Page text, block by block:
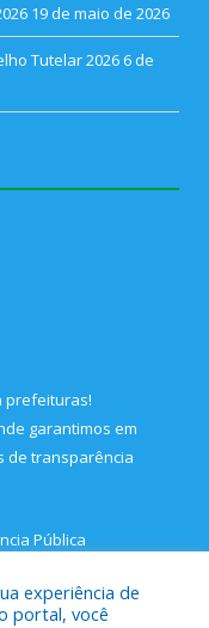
19 de maio de 2026
Tutelar 2026 6 de
prefeituras!
garantimos em
de transparência
Pública
experiência de
portal, você